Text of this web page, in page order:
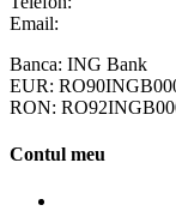
Email:
Banca: ING Bank
EUR:
RON:
Contul meu